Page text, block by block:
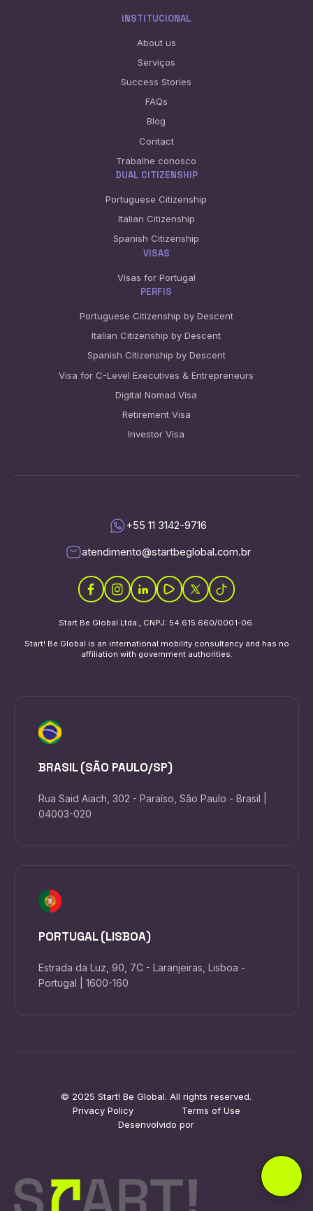
INSTITUCIONAL
About us
Serviços
Success Stories
FAQs
Blog
Contact
Trabalhe conosco
DUAL CITIZENSHIP
Portuguese Citizenship
Italian Citizenship
Spanish Citizenship
VISAS
Visas for Portugal
PERFIS
Portuguese Citizenship by Descent
Italian Citizenship by Descent
Spanish Citizenship by Descent
Visa for C-Level Executives & Entrepreneurs
Digital Nomad Visa
Retirement Visa
Investor Visa
+55 11 3142-9716
atendimento@startbeglobal.com.br
Start Be Global Ltda., CNPJ: 54.615.660/0001-06.
Start! Be Global is an international mobility consultancy and has no
affiliation with government authorities.
BRASIL (SÃO PAULO/SP)
Rua Said Aiach, 302 - Paraíso, São Paulo - Brasil |
04003-020
PORTUGAL (LISBOA)
Estrada da Luz, 90, 7C - Laranjeiras, Lisboa -
Portugal | 1600-160
© 2025 Start! Be Global. All rights reserved.
Privacy Policy
Terms of Use
Desenvolvido por